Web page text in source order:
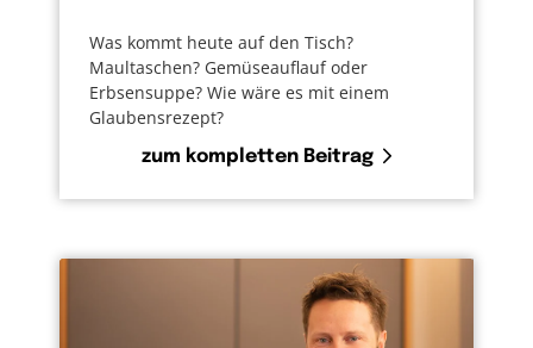
Was kommt heute auf den Tisch?
Maultaschen? Gemüseauflauf oder
Erbsensuppe? Wie wäre es mit einem
Glaubensrezept?
zum kompletten Beitrag